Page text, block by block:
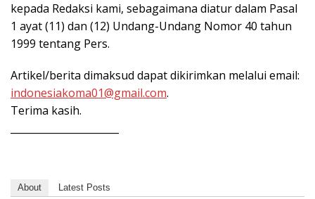
kepada Redaksi kami, sebagaimana diatur dalam Pasal
1 ayat (11) dan (12) Undang-Undang Nomor 40 tahun
1999 tentang Pers.
Artikel/berita dimaksud dapat dikirimkan melalui email:
indonesiakoma01@gmail.com.
Terima kasih.
About Latest Posts